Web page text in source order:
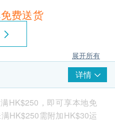
免费送货
展开所有
详情
HK$250，即可享本地免
HK$250需附加HK$30运